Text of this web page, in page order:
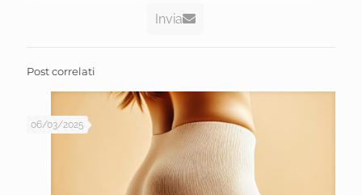
Invia
Post correlati
06/03/2025